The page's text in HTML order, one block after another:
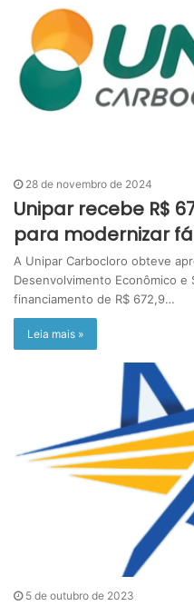
28 de novembro de 2024
Unipar recebe R$
para modernizar
A Unipar Carbocloro obteve
Desenvolvimento Econômico e
financiamento de R$ 672,9…
Leia mais »
5 de outubro de 2023